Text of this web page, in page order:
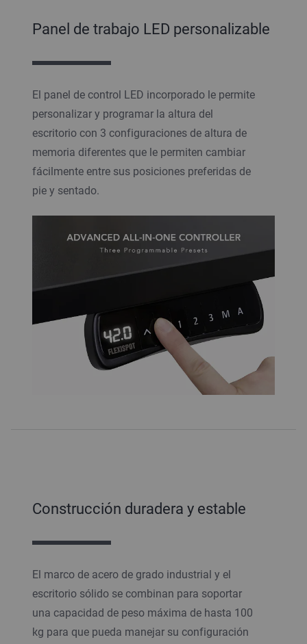
Panel de trabajo LED personalizable
El panel de control LED incorporado le permite
personalizar y programar la altura del
escritorio con 3 configuraciones de altura de
memoria diferentes que le permiten cambiar
fácilmente entre sus posiciones preferidas de
pie y sentado.
Construcción duradera y estable
El marco de acero de grado industrial y el
escritorio sólido se combinan para soportar
una capacidad de peso máxima de hasta 100
kg para que pueda manejar su configuración